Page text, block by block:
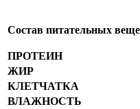
Состав питательных
ПРОТЕИН
ЖИР
КЛЕТЧАТКА
ВЛАЖНОСТЬ